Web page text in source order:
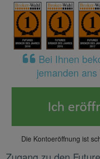
Bei Ihnen
jemanden
Die Kontoeröffnung ist